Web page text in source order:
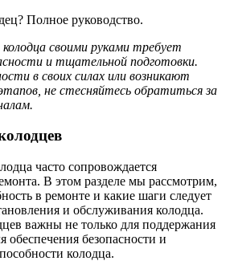
своими руками требует
и тщательной подготовки.
в своих силах или возникают
не стесняйтесь обратиться за
часто сопровождается
В этом разделе мы рассмотрим,
в ремонте и какие шаги следует
и обслуживания колодца.
важны не только для поддержания
обеспечения безопасности и
колодца.